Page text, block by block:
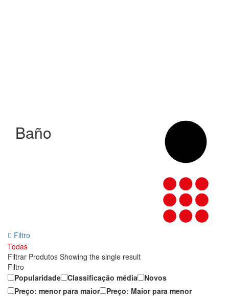
Baño
Filtro
Todas
Filtrar Produtos Showing the single result
Filtro
Popularidade
Classificação média
Novos
Preço: menor para maior
Preço: Maior para menor